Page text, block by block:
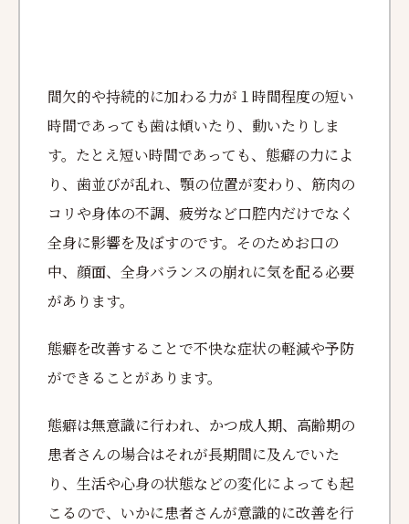
間欠的や持続的に加わる力が１時間程度の短い
時間であっても歯は傾いたり、動いたりしま
す。たとえ短い時間であっても、態癖の力によ
り、歯並びが乱れ、顎の位置が変わり、筋肉の
コリや身体の不調、疲労など口腔内だけでなく
全身に影響を及ぼすのです。そのためお口の
中、顔面、全身バランスの崩れに気を配る必要
があります。
態癖を改善することで不快な症状の軽減や予防
ができることがあります。
態癖は無意識に行われ、かつ成人期、高齢期の
患者さんの場合はそれが長期間に及んでいた
り、生活や心身の状態などの変化によっても起
こるので、いかに患者さんが意識的に改善を行